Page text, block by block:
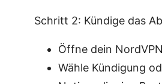
Schritt 2: Kündige das
Öffne dein
Wähle Kündigung